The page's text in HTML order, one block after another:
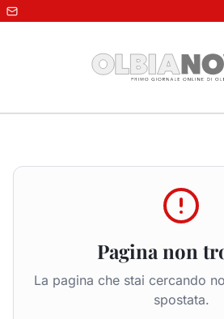
Pagina non
La pagina che stai cercando
spostata.